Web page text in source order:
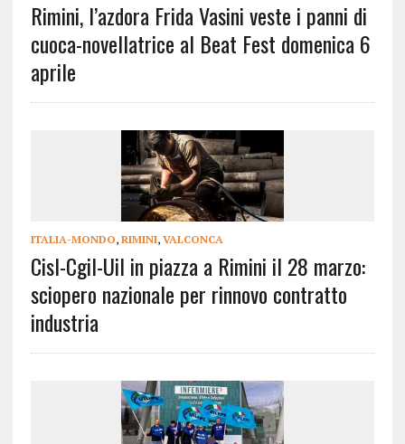
Rimini, l’azdora Frida Vasini veste i panni di
cuoca-novellatrice al Beat Fest domenica 6
aprile
ITALIA-MONDO, RIMINI, VALCONCA
Cisl-Cgil-Uil in piazza a Rimini il 28 marzo:
sciopero nazionale per rinnovo contratto
industria